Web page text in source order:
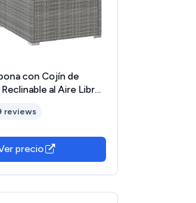
con Cojín de
al Aire Libre
Terraza Sofá Cama de
de Piscina Ratán
reviews
precio